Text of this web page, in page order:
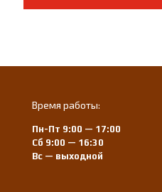
Время работы:
Пн-Пт 9:00 — 17:00
Сб 9:00 — 16:30
Вс — выходной